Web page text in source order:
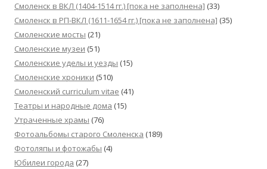
Смоленск в ВКЛ (1404-1514 гг.) [пока не заполнена] (33)
Смоленск в РП-ВКЛ (1611-1654 гг.) [пока не заполнена] (35)
Смоленские мосты (21)
Смоленские музеи (51)
Смоленские уделы и уезды (15)
Смоленские хроники (510)
Смоленский сurriculum vitae (41)
Театры и народные дома (15)
Утраченные храмы (76)
Фотоальбомы старого Смоленска (189)
Фотоляпы и фотожабы (4)
Юбилеи города (27)